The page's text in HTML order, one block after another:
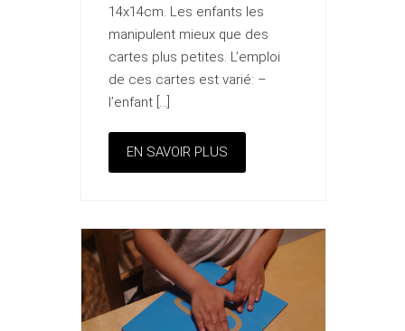
14x14cm. Les enfants les
manipulent mieux que des
cartes plus petites. L’emploi
de ces cartes est varié: –
l’enfant […]
EN SAVOIR PLUS